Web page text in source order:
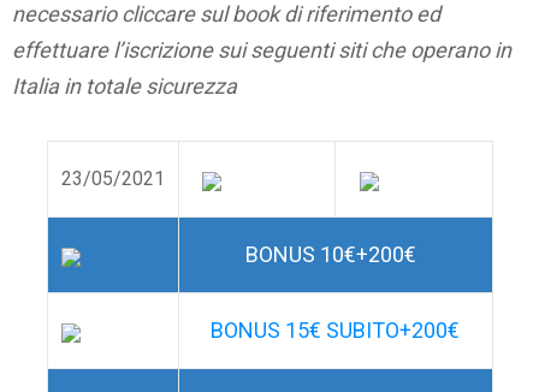
necessario cliccare sul book di riferimento ed
effettuare l’iscrizione sui seguenti siti che operano in
Italia in totale sicurezza
23/05/2021
BONUS 10€+200€
BONUS 15€ SUBITO+200€